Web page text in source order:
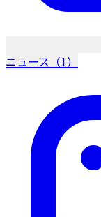
ニュース（1）